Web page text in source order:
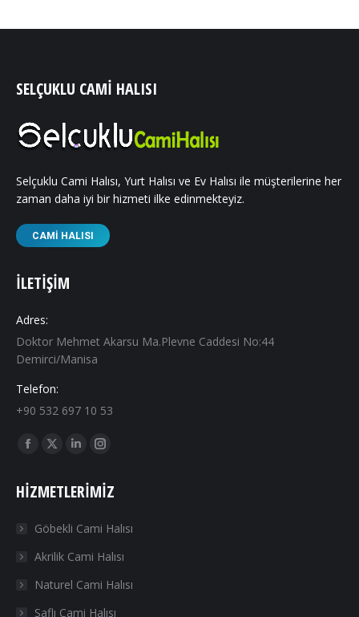
SELÇUKLU CAMI HALISI
Selçuklu Cami Halısı, Yurt Halısı ve Ev Halısı ile müşterilerine her
zaman daha iyi bir hizmeti ilke edinmekteyiz.
CAMI HALISI
İLETIŞIM
Adres:
Doktor Mehmet Akarsu Ma.Plevne Caddesi No:44
Demirci/Manisa
Telefon:
+90 532 697 10 53
Find us on:
Facebook
opens
new
window
X
opens
new
window
Linkedin
opens
new
window
Instagram
opens
new
window
HIZMETLERIMIZ
Göbekli Cami Halısı
Akrilik Cami Halısı
Naturel Cami Halısı
Saflı Cami Halısı